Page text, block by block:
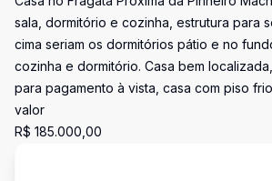
sala, dormitório e cozinha, estrutura para
cima seriam os dormitórios pátio e no
cozinha e dormitório. Casa bem
para pagamento à vista, casa com piso
valor
R$ 185.000,00